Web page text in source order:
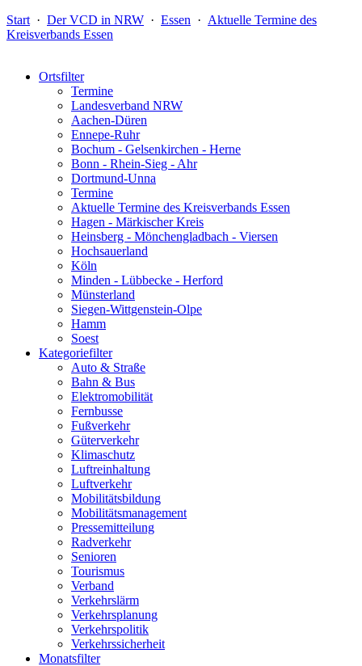
Start · Der VCD in NRW · Essen · Aktuelle Termine des
Kreisverbands Essen
Ortsfilter
Termine
Landesverband NRW
Aachen-Düren
Ennepe-Ruhr
Bochum - Gelsenkirchen - Herne
Bonn - Rhein-Sieg - Ahr
Dortmund-Unna
Termine
Aktuelle Termine des Kreisverbands Essen
Hagen - Märkischer Kreis
Heinsberg - Mönchengladbach - Viersen
Hochsauerland
Köln
Minden - Lübbecke - Herford
Münsterland
Siegen-Wittgenstein-Olpe
Hamm
Soest
Kategoriefilter
Auto & Straße
Bahn & Bus
Elektromobilität
Fernbusse
Fußverkehr
Güterverkehr
Klimaschutz
Luftreinhaltung
Luftverkehr
Mobilitätsbildung
Mobilitätsmanagement
Pressemitteilung
Radverkehr
Senioren
Tourismus
Verband
Verkehrslärm
Verkehrsplanung
Verkehrspolitik
Verkehrssicherheit
Monatsfilter